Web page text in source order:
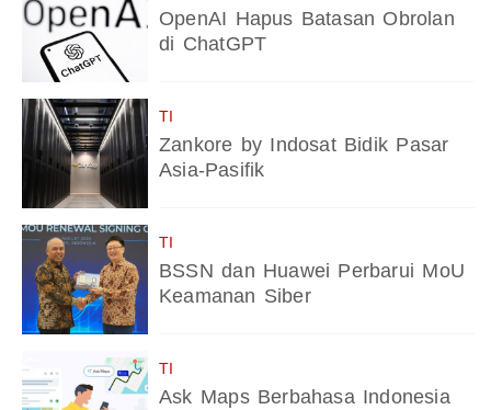
OpenAI Hapus Batasan Obrolan
di ChatGPT
TI
Zankore by Indosat Bidik Pasar
Asia-Pasifik
TI
BSSN dan Huawei Perbarui MoU
Keamanan Siber
TI
Ask Maps Berbahasa Indonesia